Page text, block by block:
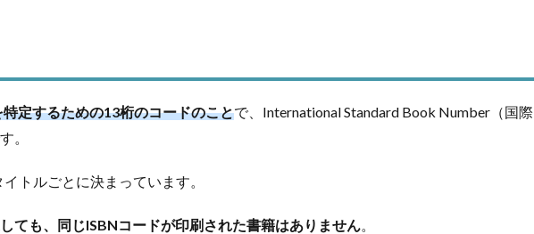
定するための13桁のコードのことで、International Standard Book Number（国際
。
トルごとに決まっています。
ても、同じISBNコードが印刷された書籍はありません。